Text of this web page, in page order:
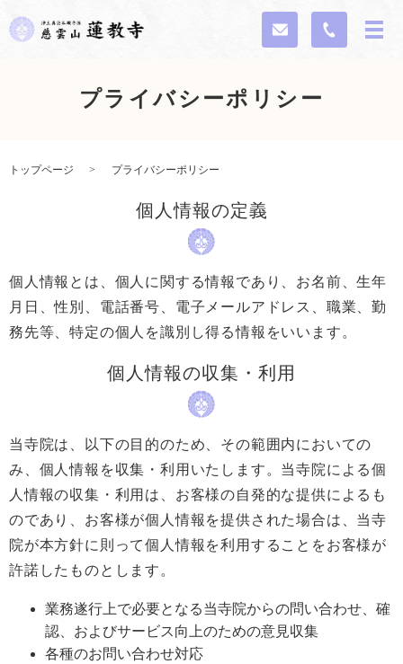
プライバシーポリシー
トップページ プライバシーポリシー
個人情報の定義
個人情報とは、個人に関する情報であり、お名前、生年
月日、性別、電話番号、電子メールアドレス、職業、勤
務先等、特定の個人を識別し得る情報をいいます。
個人情報の収集・利用
当寺院は、以下の目的のため、その範囲内においての
み、個人情報を収集・利用いたします。当寺院による個
人情報の収集・利用は、お客様の自発的な提供によるも
のであり、お客様が個人情報を提供された場合は、当寺
院が本方針に則って個人情報を利用することをお客様が
許諾したものとします。
業務遂行上で必要となる当寺院からの問い合わせ、確
認、およびサービス向上のための意見収集
各種のお問い合わせ対応